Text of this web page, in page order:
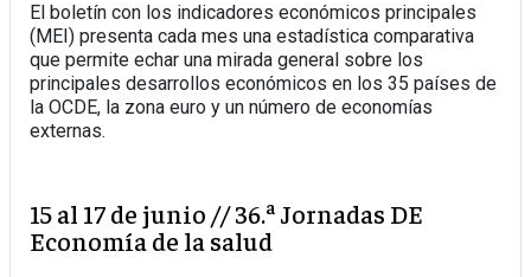
El boletín con los indicadores económicos principales
(MEI) presenta cada mes una estadística comparativa
que permite echar una mirada general sobre los
principales desarrollos económicos en los 35 países de
la OCDE, la zona euro y un número de economías
externas.
15 al 17 de junio // 36.ª Jornadas DE
Economía de la salud